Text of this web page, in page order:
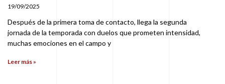
19/09/2025
Después de la primera toma de contacto, llega la segunda
jornada de la temporada con duelos que prometen intensidad,
muchas emociones en el campo y
Leer más »